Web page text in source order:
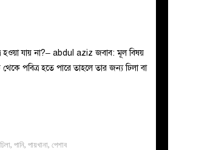
হওয়া যায় না?– abdul aziz জবাব: মূল বিষয়
পবিত্র হতে পারে তাহলে তার জন্য ঢিলা বা
ঢিলা,পানি,পায়খানা,পেশাব